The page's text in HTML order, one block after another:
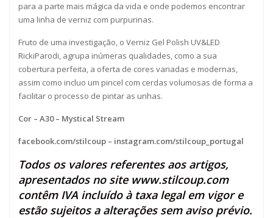
para a parte mais mágica da vida e onde podemos encontrar
uma linha de verniz com purpurinas.
Fruto de uma investigação, o Verniz Gel Polish UV&LED
RickiParodi, agrupa inúmeras qualidades, como a sua
cobertura perfeita, a oferta de cores variadas e modernas,
assim como incluo um pincel com cerdas volumosas de forma a
facilitar o processo de pintar as unhas.
Cor – A30 – Mystical Stream
facebook.com/stilcoup – instagram.com/stilcoup_portugal
Todos os valores referentes aos artigos,
apresentados no site www.stilcoup.com
contêm IVA incluído à taxa legal em vigor e
estão sujeitos a alterações sem aviso prévio.